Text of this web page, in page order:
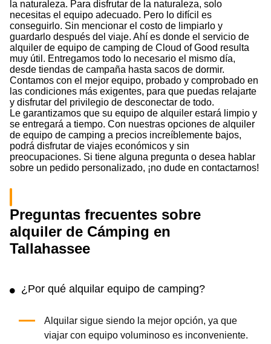
la naturaleza. Para disfrutar de la naturaleza, solo
necesitas el equipo adecuado. Pero lo difícil es
conseguirlo. Sin mencionar el costo de limpiarlo y
guardarlo después del viaje. Ahí es donde el servicio de
alquiler de equipo de camping de Cloud of Good resulta
muy útil. Entregamos todo lo necesario el mismo día,
desde tiendas de campaña hasta sacos de dormir.
Contamos con el mejor equipo, probado y comprobado en
las condiciones más exigentes, para que puedas relajarte
y disfrutar del privilegio de desconectar de todo.
Le garantizamos que su equipo de alquiler estará limpio y
se entregará a tiempo. Con nuestras opciones de alquiler
de equipo de camping a precios increíblemente bajos,
podrá disfrutar de viajes económicos y sin
preocupaciones. Si tiene alguna pregunta o desea hablar
sobre un pedido personalizado, ¡no dude en contactarnos!
Preguntas frecuentes sobre
alquiler de Cámping en
Tallahassee
¿Por qué alquilar equipo de camping?
Alquilar sigue siendo la mejor opción, ya que
viajar con equipo voluminoso es inconveniente.